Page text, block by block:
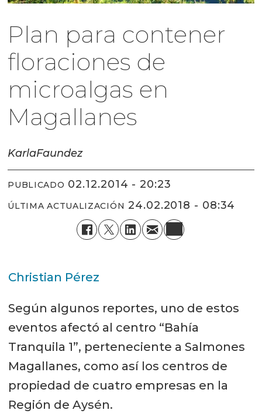
Plan para contener
floraciones de
microalgas en
Magallanes
KarlaFaundez
PUBLICADO 02.12.2014 - 20:23
ÚLTIMA ACTUALIZACIÓN 24.02.2018 - 08:34
Christian Pérez
Según algunos reportes, uno de estos
eventos afectó al centro “Bahía
Tranquila 1”, perteneciente a Salmones
Magallanes, como así los centros de
propiedad de cuatro empresas en la
Región de Aysén.